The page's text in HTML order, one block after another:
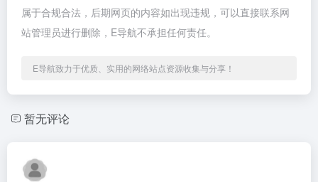
属于合规合法，后期网页的内容如出现违规，可以直接联系网
站管理员进行删除，E导航不承担任何责任。
E导航致力于优质、实用的网络站点资源收集与分享！
暂无评论